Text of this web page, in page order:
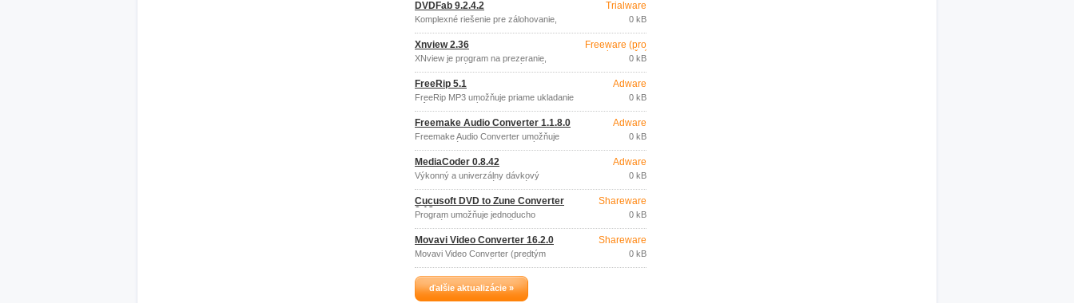
swf,…), tvorbu prezentácií snímok a
hudobných vizualizácií.
DVDFab 9.2.4.2
Komplexné riešenie pre zálohovanie,
filmov.
Trialware
0 kB
Xnview 2.36
XNview je program na prezeranie,
konverziu a úpravu grafických súborov.
Freeware (pro
nekomerční
účely)
0 kB
FreeRip 5.1
FreeRip MP3 umožňuje priame ukladanie
stôp zo zvukových CD diskov do
súborov (MP3, OGG, FLAC, WAV) a
vzájomnú konverziu medzi zvukovými
súbormi (MP3, OGG, FLAC, WAV).
Adware
0 kB
Freemake Audio Converter 1.1.8.0
Freemake Audio Converter umožňuje
jednoduchú konverziu zvukových
súborov do formátov MP3, WMA, WAV,
FLAC, AAC, M4A (iPod, iPhone, iPad
etc.).
Adware
0 kB
MediaCoder 0.8.42
Výkonný a univerzálny dávkový
konvertor multimediálnych súborov,
podporujúci rad formátov zvukových aj
video súborov.
Adware
0 kB
Cucusoft DVD to Zune Converter
8.13
Program umožňuje jednoducho
vykonávať konverziu vašich DVD filmov
a videa do súborov formátu Zune, ktoré
je možné prehrávať na prenosných
prehrávačoch.
Shareware
0 kB
Movavi Video Converter 16.2.0
Movavi Video Converter (predtým
ConvertMovie) je výkonný nástroj pre
jednoduchú konverziu súborov videa a
zvukových súborov rôznych formátov
(AVI, MP4, WMV, ASF, 3GP, 3GP2, MOV,
DVD, VOB, IFO, MPEG 1,2,4, VCD,
Shareware
0 kB
ďalšie aktualizácie »